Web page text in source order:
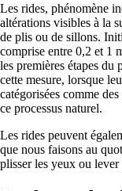
Les rides, phénomène
altérations visibles à la
de plis ou de sillons.
comprise entre 0,2 et 1
les premières étapes du
cette mesure, lorsque
catégorisées comme
ce processus naturel.
Les rides peuvent
que nous faisons au
plisser les yeux ou lever